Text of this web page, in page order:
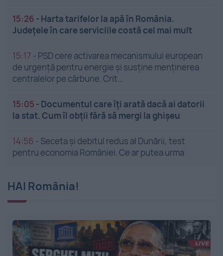
15:26 - Harta tarifelor la apă în România.
Județele în care serviciile costă cel mai mult
15:17 - PSD cere activarea mecanismului european
de urgență pentru energie și susține menținerea
centralelor pe cărbune. Crit...
15:05 - Documentul care îți arată dacă ai datorii
la stat. Cum îl obții fără să mergi la ghișeu
14:56 - Seceta și debitul redus al Dunării, test
pentru economia României. Ce ar putea urma
HAI România!